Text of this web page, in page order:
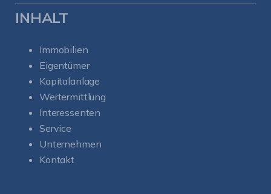
INHALT
Immobilien
Eigentümer
Kapitalanlage
Wertermittlung
Interessenten
Service
Unternehmen
Kontakt